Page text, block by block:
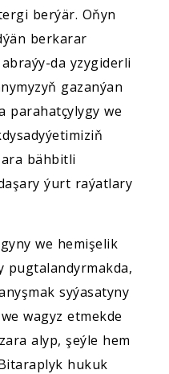
berýär. Oňyn
berkarar
da yzygiderli
gazanýan
parahatçylygy we
bähbitli
ýurt raýatlary
we hemişelik
pugtalandyrmakda,
syýasatyny
wagyz etmekde
alyp, şeýle hem
hukuk